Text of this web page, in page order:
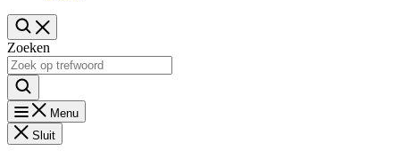
Zoeken
Menu
Sluit